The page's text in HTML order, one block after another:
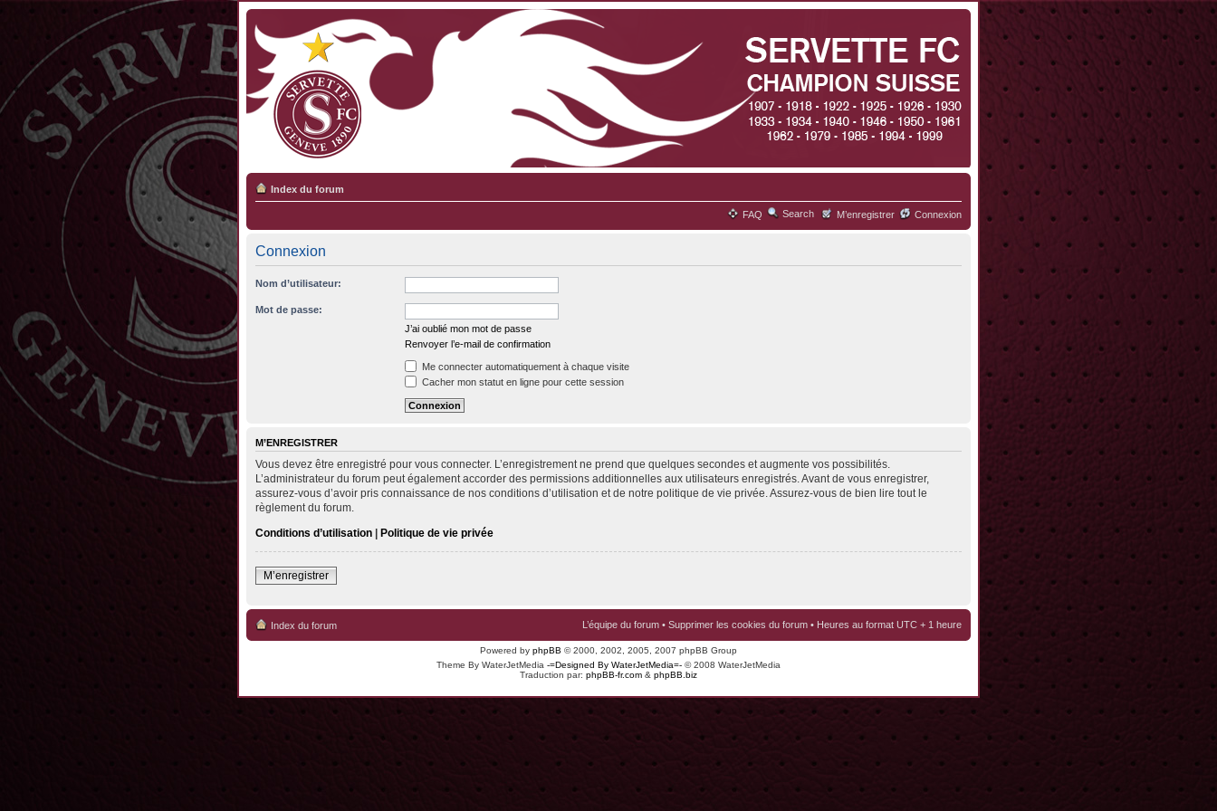
Index du forum
FAQ Search M’enregistrer Connexion
Connexion
Nom d’utilisateur:
Mot de passe:
J’ai oublié mon mot de passe
Renvoyer l’e-mail de confirmation
Me connecter automatiquement à chaque visite
Cacher mon statut en ligne pour cette session
M’ENREGISTRER
Vous devez être enregistré pour vous connecter. L’enregistrement ne prend que quelques secondes et augmente vos possibilités.
L’administrateur du forum peut également accorder des permissions additionnelles aux utilisateurs enregistrés. Avant de vous enregistrer,
assurez-vous d’avoir pris connaissance de nos conditions d’utilisation et de notre politique de vie privée. Assurez-vous de bien lire tout le
règlement du forum.
Conditions d’utilisation | Politique de vie privée
M’enregistrer
Index du forum L’équipe du forum • Supprimer les cookies du forum • Heures au format UTC + 1 heure
Powered by phpBB © 2000, 2002, 2005, 2007 phpBB Group
Theme By WaterJetMedia -=Designed By WaterJetMedia=- © 2008 WaterJetMedia
Traduction par: phpBB-fr.com & phpBB.biz